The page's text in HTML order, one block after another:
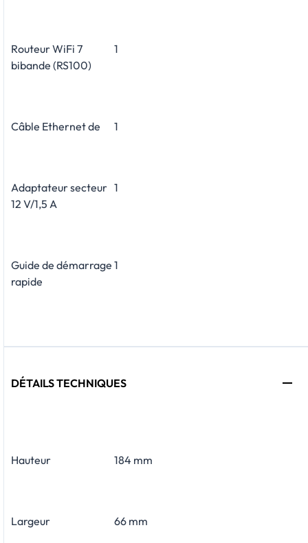
Routeur WiFi 7
bibande (RS100)
1
Câble Ethernet de 1
Adaptateur secteur
12 V/1,5 A
1
Guide de démarrage
rapide
1
DÉTAILS TECHNIQUES
Hauteur 184 mm
Largeur 66 mm